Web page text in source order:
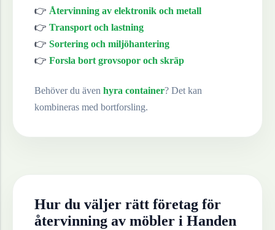
👉 Återvinning av elektronik och metall
👉 Transport och lastning
👉 Sortering och miljöhantering
👉 Forsla bort grovsopor och skräp
Behöver du även hyra container? Det kan
kombineras med bortforsling.
Hur du väljer rätt företag för
återvinning av möbler i Handen